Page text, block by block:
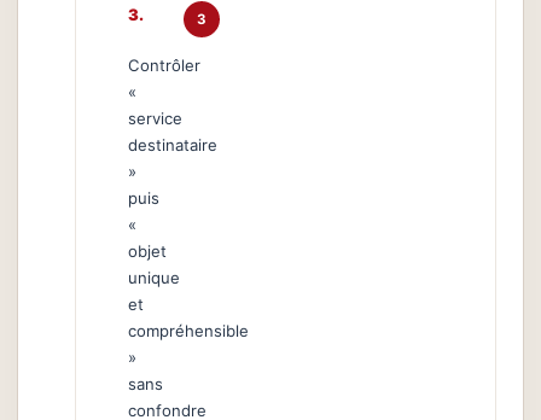
3
Contrôler
«
service
destinataire
»
puis
«
objet
unique
et
compréhensible
»
sans
confondre